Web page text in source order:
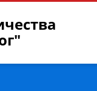
«Российско-